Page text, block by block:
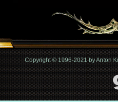
Copyright © 1996-2021 by Anton